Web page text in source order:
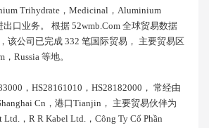
Trihydrate，medicinal，aluminium
口业务。 根据 52wmb.com 全球贸易数据
该公司已完成 332 笔国际贸易， 主要贸易区
russia 等地。
，HS28161010，HS28182000， 常经由
Cn，港口tianjin， 主要贸易伙伴为
Ltd.，r R Kabel Ltd.，công Ty Cổ Phần